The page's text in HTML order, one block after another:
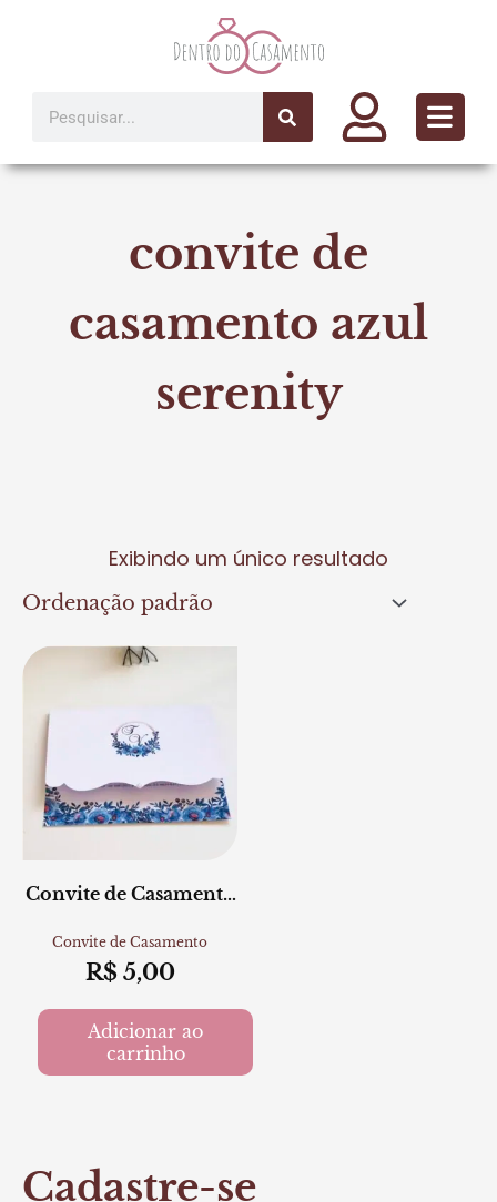
convite de
casamento azul
serenity
Exibindo um único resultado
Convite de Casamento
Convite de Casamento
R$5,00
Adicionar ao
carrinho
Cadastre-se